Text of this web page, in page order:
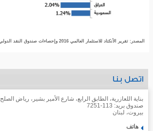
المصدر: تقرير الأنكتاد للاستثمار العالمي 2016 وإحصاءات صندوق النقد الدولي
اتصل بنا
بناية اللعازرية، الطابق الرابع، شارع الأمير بشير، رياض الصلح
صندوق بريد: 113-7251
بيروت، لبنان
هاتف